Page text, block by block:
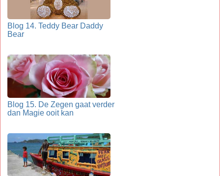
Blog 14. Teddy Bear Daddy
Bear
Blog 15. De Zegen gaat verder
dan Magie ooit kan